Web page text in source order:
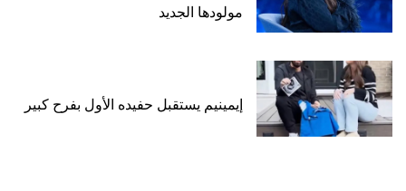
مولودها الجديد
إيمينيم يستقبل حفيده الأول بفرح كبير